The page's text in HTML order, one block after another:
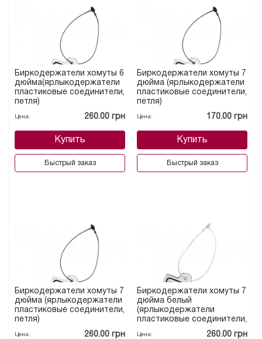
Биркодержатели хомуты 6
дюйма(ярлыкодержатели
пластиковые соединители,
петля)
Цена: 260.00 грн
Купить
Быстрый заказ
Биркодержатели хомуты 7
дюйма (ярлыкодержатели
пластиковые соединители,
петля)
Цена: 170.00 грн
Купить
Быстрый заказ
Биркодержатели хомуты 7
дюйма (ярлыкодержатели
пластиковые соединители,
петля)
Цена: 260.00 грн
Биркодержатели хомуты 7
дюйма белый
(ярлыкодержатели
пластиковые соединители,
Цена: 260.00 грн